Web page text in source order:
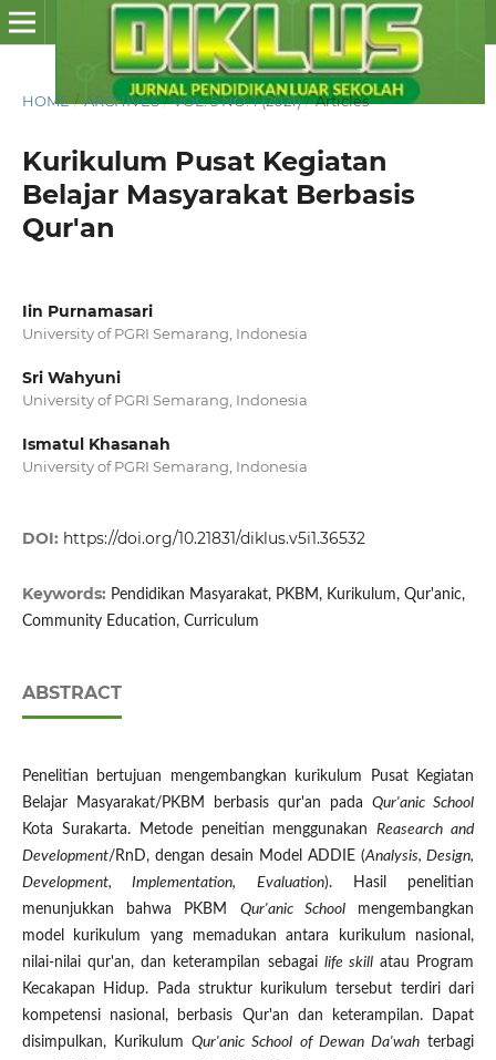
HOME / ARCHIVES / VOL. 5 NO. 1 (2021) / Articles
Kurikulum Pusat Kegiatan
Belajar Masyarakat Berbasis
Qur'an
Iin Purnamasari
University of PGRI Semarang, Indonesia
Sri Wahyuni
University of PGRI Semarang, Indonesia
Ismatul Khasanah
University of PGRI Semarang, Indonesia
DOI: https://doi.org/10.21831/diklus.v5i1.36532
Keywords: Pendidikan Masyarakat, PKBM, Kurikulum, Qur'anic,
Community Education, Curriculum
ABSTRACT
Penelitian bertujuan mengembangkan kurikulum Pusat Kegiatan
Belajar Masyarakat/PKBM berbasis qur'an padaQur'anic School
Kota Surakarta. Metode peneitian menggunakanReasearch and
Development/RnD, dengan desain Model ADDIE (Analysis, Design,
Development, Implementation, Evaluation). Hasil penelitian
menunjukkan bahwa PKBM Qur'anic Schoolmengembangkan
model kurikulum yang memadukan antara kurikulum nasional,
nilai-nilai qur'an, dan keterampilan sebagai life skillatau Program
Kecakapan Hidup. Pada struktur kurikulum tersebut terdiri dari
kompetensi nasional, berbasis Qur'an dan keterampilan. Dapat
disimpulkan, KurikulumQur'anic School of Dewan Da'wahterbagi